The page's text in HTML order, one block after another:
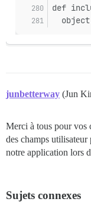
def
junbetterway (Jun
Merci à tous pour vos
des champs
notre application lors
Sujets connexes